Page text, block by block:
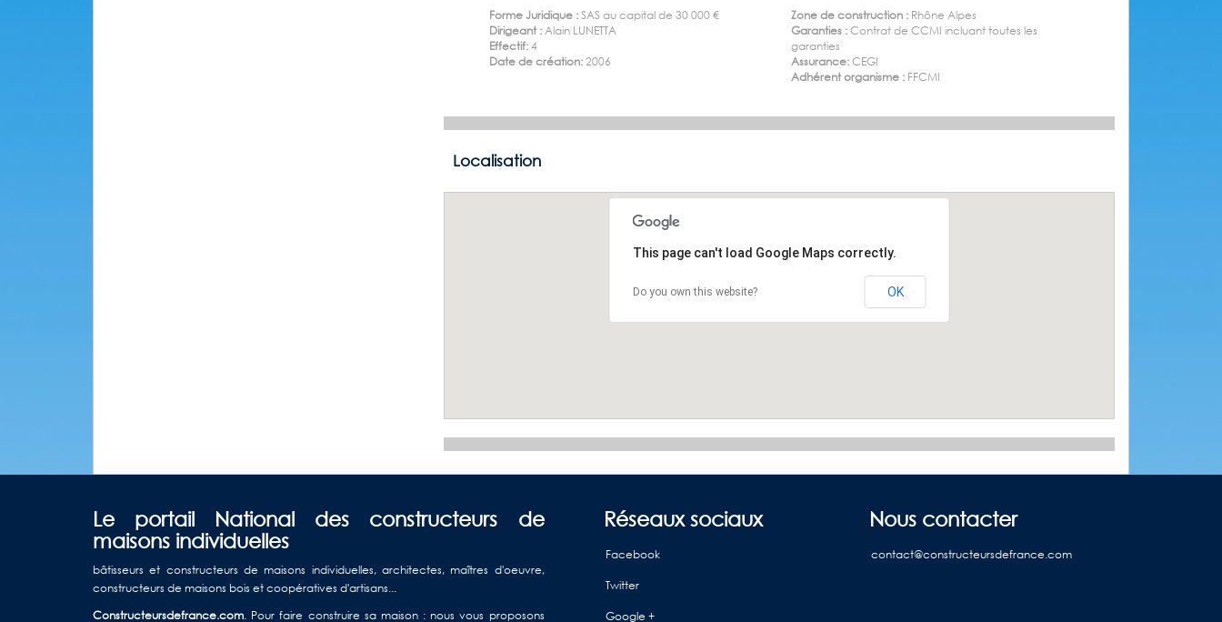
Forme Juridique :SAS au capital de 30 000 €
Dirigeant :Alain LUNETTA
Effectif:4
Date de création:2006
Zone de construction : Rhône Alpes
Garanties :Contrat de CCMI incluant toutes les
garanties
Assurance:CEGI
Adhérent organisme : FFCMI
Localisation
This page can't load Google Maps correctly.
Do you own this website? OK
Le portail National des constructeurs de
maisons individuelles
bâtisseurs et constructeurs de maisons individuelles, architectes, maîtres d'oeuvre,
constructeurs de maisons bois et coopératives d'artisans...
Constructeursdefrance.com. Pour faire construire sa maison : nous vous proposons
Réseaux sociaux
Facebook
Twitter
Google +
Nous contacter
contact@constructeursdefrance.com